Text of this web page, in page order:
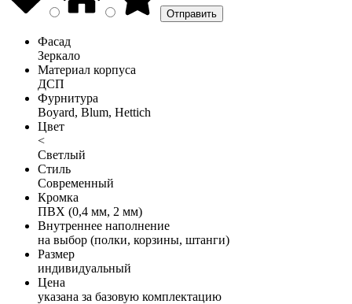
Фасад
Зеркало
Материал корпуса
ДСП
Фурнитура
Boyard, Blum, Hettich
Цвет
<
Светлый
Стиль
Современный
Кромка
ПВХ (0,4 мм, 2 мм)
Внутреннее наполнение
на выбор (полки, корзины, штанги)
Размер
индивидуальный
Цена
указана за базовую комплектацию